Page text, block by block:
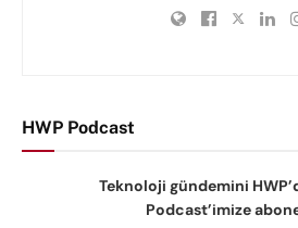
HWP Podcast
Teknoloji gündemini
Podcast’imize